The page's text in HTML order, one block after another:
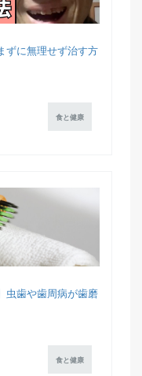
ずに無理せず治す方
食と健康
虫歯や歯周病が歯磨
食と健康